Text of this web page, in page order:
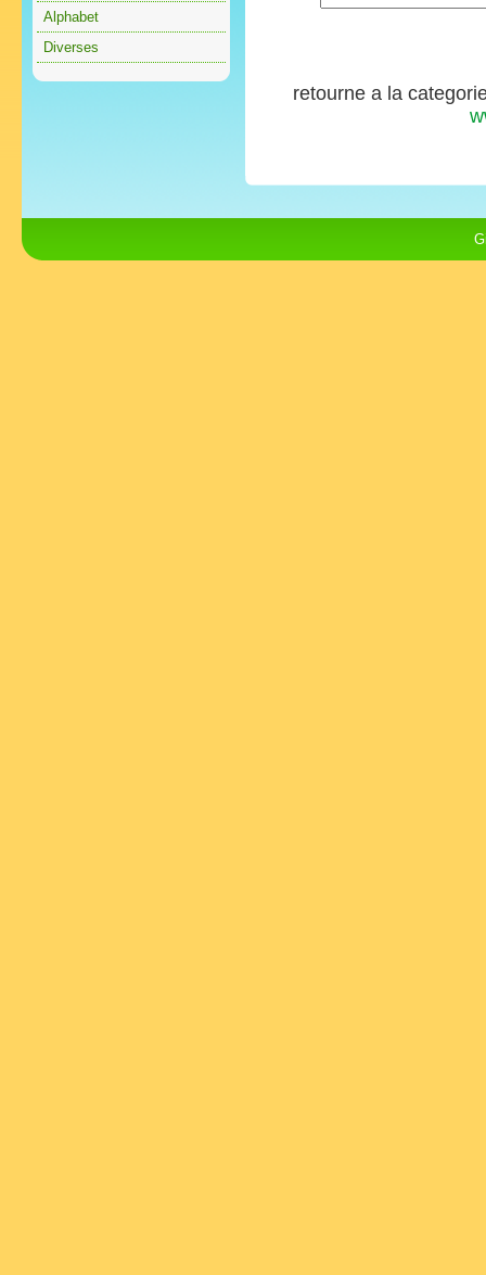
Alphabet
Diverses
retourne a la